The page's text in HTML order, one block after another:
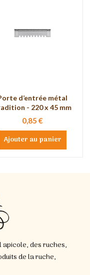
d’entrée métal
- 220 x 45 mm
0,85 €
Ajouter au panier
apicole, des ruches,
de la ruche,